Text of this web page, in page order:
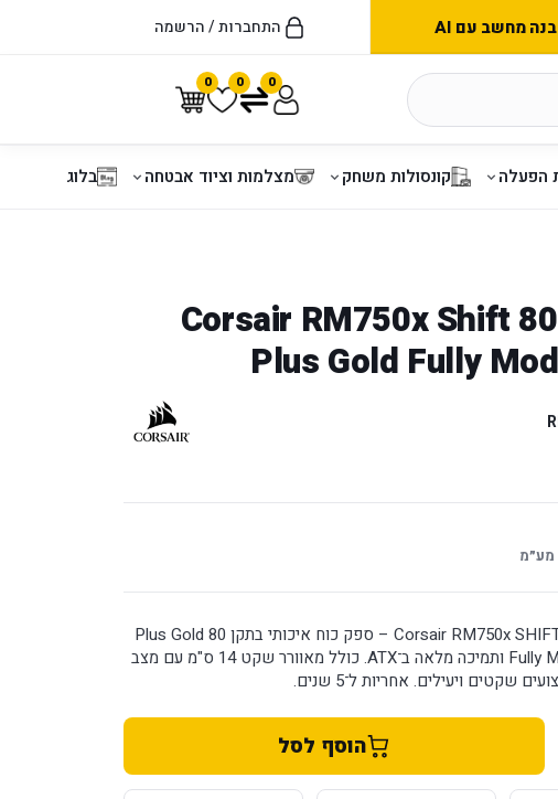
בנה מחשב עם AI התחברות / הרשמה
0 0 0
הפעלה קונסולות משחק מצלמות וציוד אבטחה בלוג
ספק כוח Corsair RM750x Shift 80
Plus Gold Fully
מע״מ
ספק כוח Corsair RM750x SHIFT 750W – ספק כוח איכותי בתקן 80 Plus Gold
עם עיצוב Fully Modular ותמיכה מלאה ב־ATX. כולל מאוורר שקט 14 ס"מ עם מצב
הוסף לסל